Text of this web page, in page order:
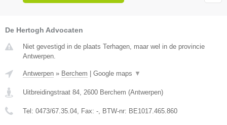
De Hertogh Advocaten
Niet gevestigd in de plaats Terhagen, maar wel in de provincie
Antwerpen.
Antwerpen » Berchem Google maps ▼
Uitbreidingstraat 84 2600 Berchem (Antwerpen)
Tel: 0473/67.35.04 , Fax: - , BTW-nr: BE1017.465.860